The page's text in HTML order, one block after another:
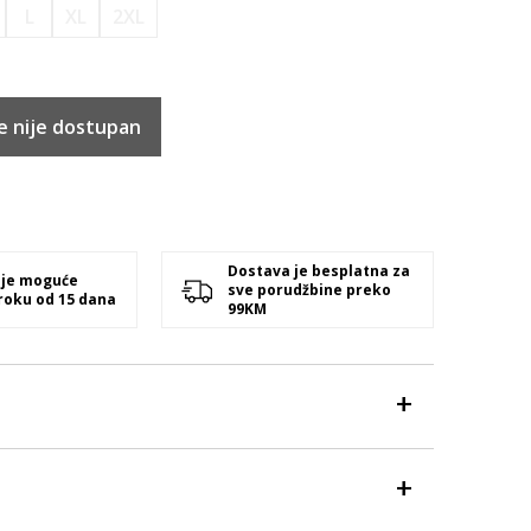
nije dostupan
moguće
od 15 dana
Dostava je besplatna za
sve porudžbine preko
99KM